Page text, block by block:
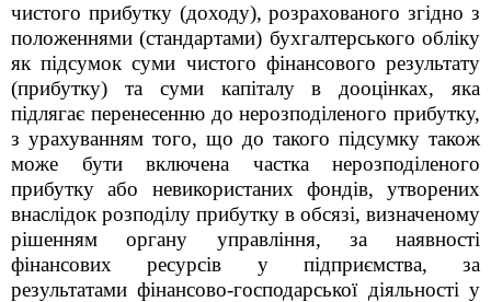
чистого прибутку (доходу), розрахованого згідно з
положеннями (стандартами) бухгалтерського обліку
як підсумок суми чистого фінансового результату
(прибутку) та суми капіталу в дооцінках, яка
підлягає перенесенню до нерозподіленого прибутку,
з урахуванням того, що до такого підсумку також
може бути включена частка нерозподіленого
прибутку або невикористаних фондів, утворених
внаслідок розподілу прибутку в обсязі, визначеному
рішенням органу управління, за наявності
фінансових ресурсів у підприємства, за
результатами фінансово-господарської діяльності у